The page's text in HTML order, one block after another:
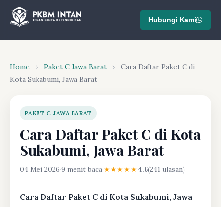
Hubungi Kami
Home › Paket C Jawa Barat ›
Cara Daftar Paket C di
Kota Sukabumi, Jawa Barat
PAKET C JAWA BARAT
Cara Daftar Paket C di Kota
Sukabumi, Jawa Barat
04 Mei 2026·9 menit baca·★★★★★4.6(241 ulasan)
Cara Daftar Paket C di Kota Sukabumi, Jawa